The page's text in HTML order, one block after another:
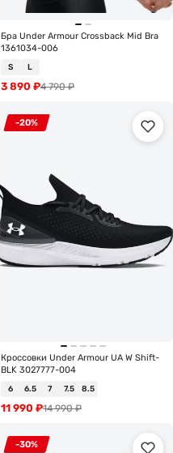
Бра Under Armour Crossback Mid Bra
1361034-006
S L
4 790₽
3 890 ₽
-20%
Кроссовки Under Armour UA W Shift-
BLK 3027777-004
6 6.5 7 7.5 8.5
14 990₽
11 990 ₽
-30%